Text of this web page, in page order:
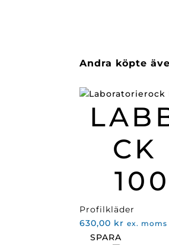
Andra köpte
CK
Profilkläder
630,00 kr ex. moms
SPARA